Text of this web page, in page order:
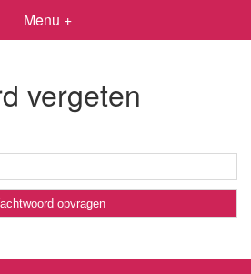
Menu +
vergeten